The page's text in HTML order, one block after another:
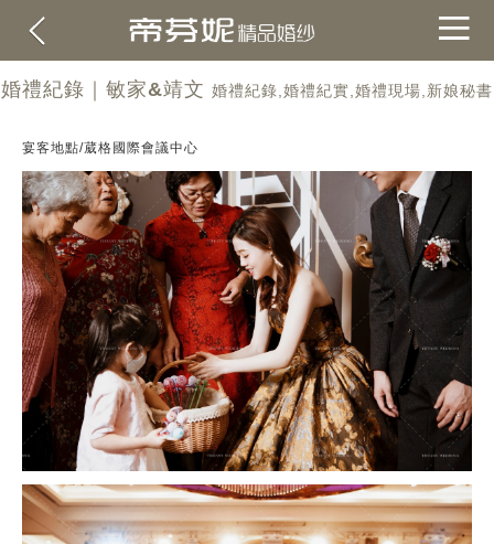
關於帝芬妮 ABOUT
海外 OVERSEA
撥打CONTACT
婚禮紀錄｜敏家&靖文 婚禮紀錄,婚禮紀實,婚禮現場,新娘秘書
宴客地點/葳格國際會議中心